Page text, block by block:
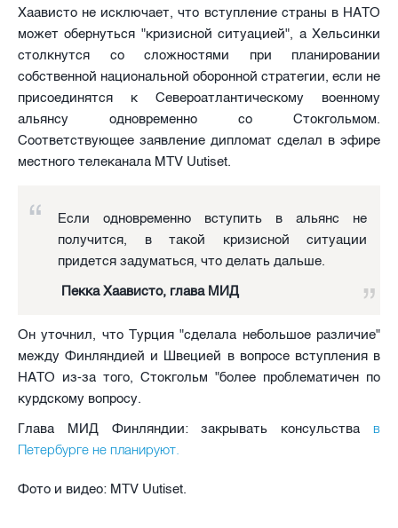
Хаависто не исключает, что вступление страны в НАТО
может обернуться "кризисной ситуацией", а Хельсинки
столкнутся со сложностями при планировании
собственной национальной оборонной стратегии, если не
присоединятся к Североатлантическому военному
альянсу одновременно со Стокгольмом.
Соответствующее заявление дипломат сделал в эфире
местного телеканала MTV Uutiset.
Если одновременно вступить в альянс не
получится, в такой кризисной ситуации
придется задуматься, что делать дальше.
Пекка Хаависто, глава МИД
Он уточнил, что Турция "сделала небольшое различие"
между Финляндией и Швецией в вопросе вступления в
НАТО из-за того, Стокгольм "более проблематичен по
курдскому вопросу.
Глава МИД Финляндии: закрывать консульства в
Петербурге не планируют.
Фото и видео: MTV Uutiset.